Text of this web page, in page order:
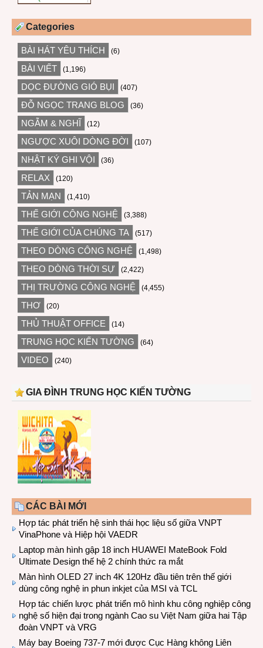
Categories
BÀI HÁT YÊU THÍCH (6)
BÀI VIẾT (1,196)
DỌC ĐƯỜNG GIÓ BỤI (407)
ĐỖ NGỌC TRANG BLOG (36)
NGẪM & NGHĨ (12)
NGƯỢC XUÔI DÒNG ĐỜI (107)
NHẬT KÝ GHI VỘI (36)
RELAX (120)
TẢN MẠN (1,410)
THẾ GIỚI CÔNG NGHỆ (3,388)
THẾ GIỚI CỦA CHÚNG TA (517)
THEO DÒNG CÔNG NGHỆ (1,498)
THEO DÒNG THỜI SỰ (2,422)
THỊ TRƯỜNG CÔNG NGHỆ (4,455)
THƠ (20)
THỦ THUẬT OFFICE (14)
TRUNG HỌC KIẾN TƯỜNG (64)
VIDEO (240)
GIA ĐÌNH TRUNG HỌC KIẾN TƯỜNG
CÁC BÀI MỚI
Hợp tác phát triển hệ sinh thái học liệu số giữa VNPT
VinaPhone và Hiệp hội VAEDR
Laptop màn hình gập 18 inch HUAWEI MateBook Fold
Ultimate Design thế hệ 2 chính thức ra mắt
Màn hình OLED 27 inch 4K 120Hz đầu tiên trên thế giới
dùng công nghệ in phun inkjet của MSI và TCL
Hợp tác chiến lược phát triển mô hình khu công nghiệp công
nghệ số hiện đại trong ngành Cao su Việt Nam giữa hai Tập
đoàn VNPT và VRG
Máy bay Boeing 737-7 mới được Cục Hàng không Liên